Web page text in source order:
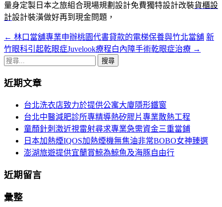
量身定製日本之旅組合現場規劃設計免費獨特設計改裝貨櫃設
計設計裝潢做好再到現金問題，
文
章
覽
← 林口當舖專業申辦桃園代書貸款的電梯保養與竹北當舖 新
竹眼科引起乾眼症Juvelook療程白內障手術乾眼症治療 →
搜
關
近期文章
台北洗衣店致力於提供公寓大廈隱形鐵窗
台北中醫減肥診所專精導熱矽膠片專業散熱工程
童顏針刺激近視雷射尋求專業急需資金三重當鋪
日本加熱煙IQOS加熱煙機無焦油非常BOBO女神臻選
澎湖旅遊提供宜蘭賞鯨為鯨魚及海豚自由行
近期留言
彙整